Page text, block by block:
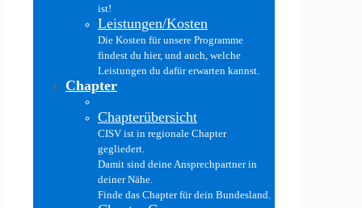
ist!
Leistungen/Kosten
Die Kosten für unsere Programme
findest du hier, und auch, welche
Leistungen du dafür erwarten kannst.
Chapter
Chapterübersicht
CISV ist in regionale Chapter
gegliedert.
Damit sind deine Ansprechpartner in
deiner Nähe.
Finde das Chapter für dein Bundesland.